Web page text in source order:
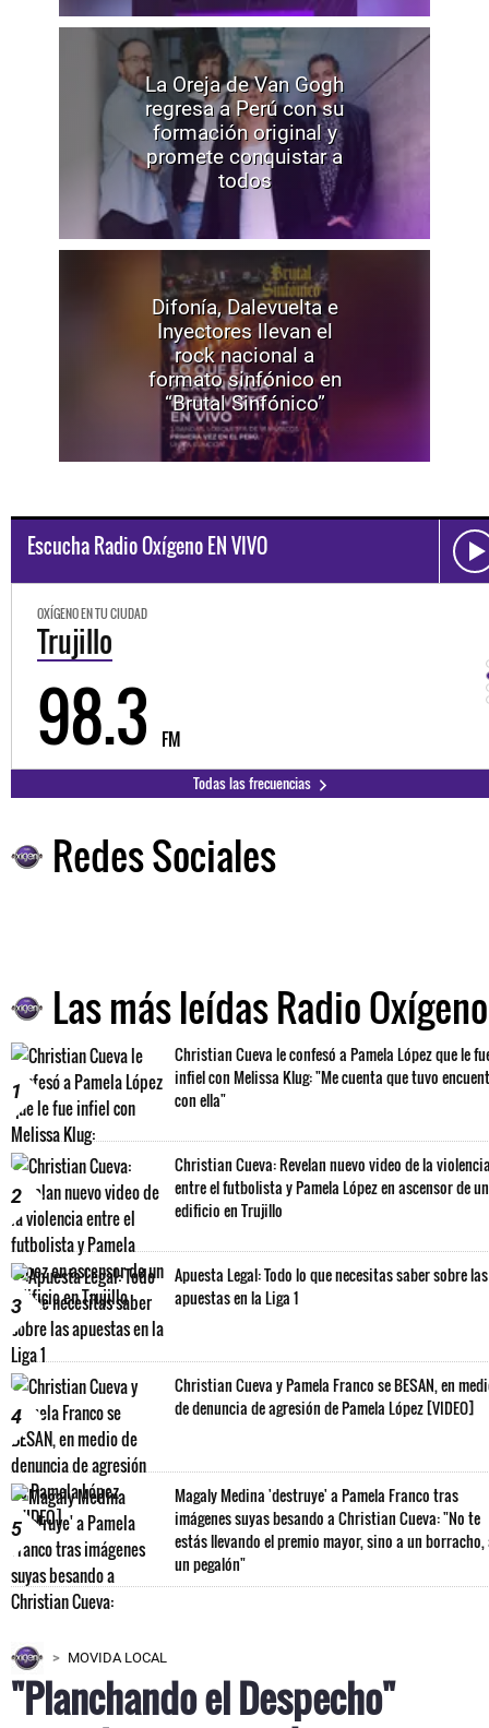
La Oreja de Van Gogh
regresa a Perú con su
formación original y
promete conquistar a
todos
Difonía, Dalevuelta e
Inyectores llevan el
rock nacional a
formato sinfónico en
“Brutal Sinfónico”
Escucha Radio Oxígeno EN VIVO
OXÍGENO EN TU CIUDAD
Trujillo
98.3 FM
Todas las frecuencias
Redes Sociales
Las más leídas Radio Oxígeno
1
Christian Cueva le confesó a Pamela López que le
infiel con Melissa Klug: "Me cuenta que tuvo
con ella"
2
Christian Cueva: Revelan nuevo video de la
entre el futbolista y Pamela López en ascensor de un
edificio en Trujillo
3
Apuesta Legal: Todo lo que necesitas saber sobre las
apuestas en la Liga 1
4
Christian Cueva y Pamela Franco se BESAN, en
de denuncia de agresión de Pamela López [VIDEO]
5
Magaly Medina 'destruye' a Pamela Franco tras
imágenes suyas besando a Christian Cueva: "No te
estás llevando el premio mayor, sino a un borracho,
un pegalón"
MOVIDA LOCAL
"Planchando el Despecho"